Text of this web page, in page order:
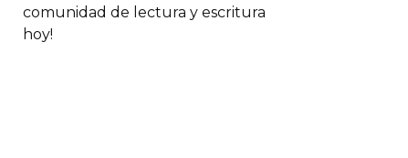
comunidad de lectura y escritura
hoy!